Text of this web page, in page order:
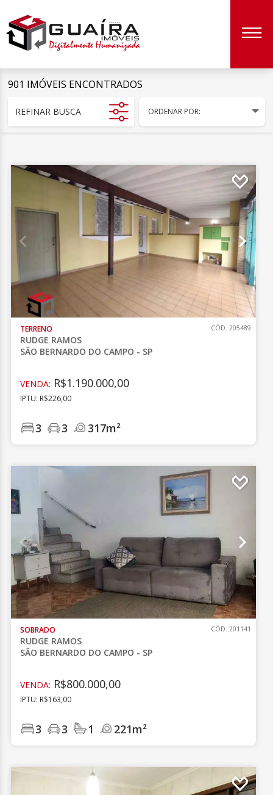
901 IMÓVEIS ENCONTRADOS
REFINAR BUSCA ORDENAR POR:
TERRENO
RUDGE RAMOS
SÃO BERNARDO DO CAMPO - SP
CÓD.:205489
VENDA: R$1.190.000,00
IPTU: R$226,00
3 3 317m²
SOBRADO
RUDGE RAMOS
SÃO BERNARDO DO CAMPO - SP
CÓD.:201141
VENDA: R$800.000,00
IPTU: R$163,00
3 3 1 221m²